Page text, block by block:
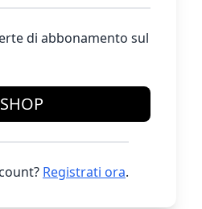
di abbonamento sul
SHOP
Registrati ora.